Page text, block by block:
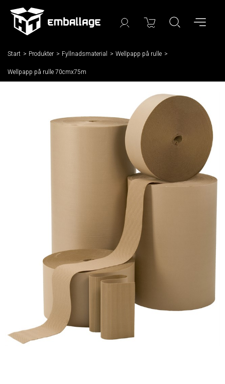
Start / Produkter / Fyllnadsmaterial / Wellpapp på rulle /
Wellpapp på rulle 70cmx75m